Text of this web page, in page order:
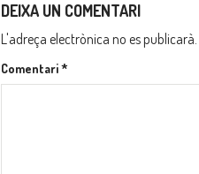
DEIXA UN COMENTARI
L'adreça electrònica no es publicarà.
Comentari*